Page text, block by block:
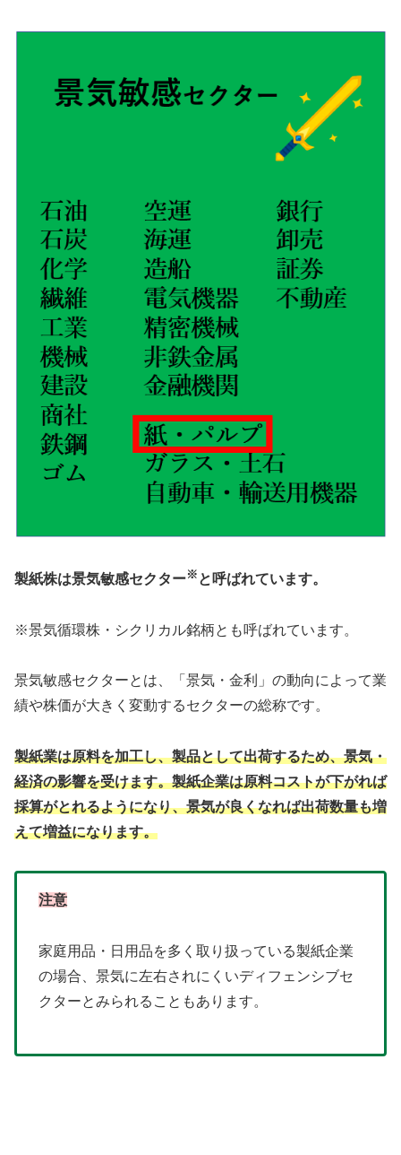
製紙株は景気敏感セクター※ と呼ばれています。
※景気循環株・シクリカル銘柄とも呼ばれています。
景気敏感セクターとは、「景気・金利」の動向によって業
績や株価が大きく変動するセクターの総称です。
製紙業は原料を加工し、製品として出荷するため、景気・
経済の影響を受けます。製紙企業は原料コストが下がれば
採算がとれるようになり、景気が良くなれば出荷数量も増
えて増益になります。
注意
家庭用品・日用品を多く取り扱っている製紙企業
の場合、景気に左右されにくいディフェンシブセ
クターとみられることもあります。